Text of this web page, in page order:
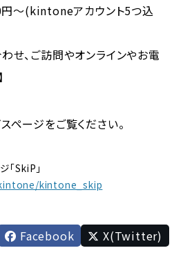
～(kintoneアカウント5つ込
せ、ご訪問やオンラインやお電
ページをご覧ください。
SkiP」
kintone_skip
Facebook X(Twitter)